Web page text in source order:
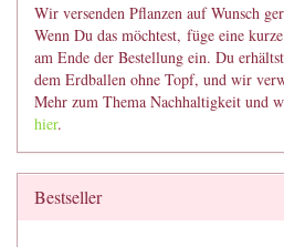
Wir versenden Pflanzen auf Wunsch
Wenn Du das möchtest, füge eine
am Ende der Bestellung ein. Du
dem Erdballen ohne Topf, und wir
Mehr zum Thema Nachhaltigkeit und
hier.
Bestseller